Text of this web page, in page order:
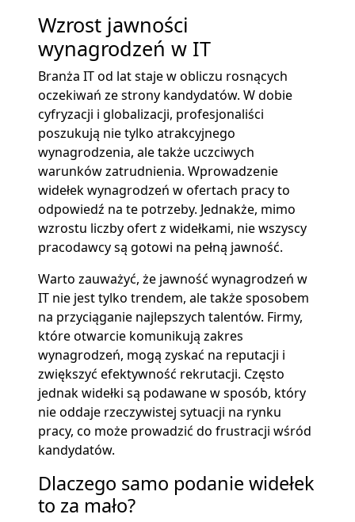
Wzrost jawności
wynagrodzeń w IT
Branża IT od lat staje w obliczu rosnących
oczekiwań ze strony kandydatów. W dobie
cyfryzacji i globalizacji, profesjonaliści
poszukują nie tylko atrakcyjnego
wynagrodzenia, ale także uczciwych
warunków zatrudnienia. Wprowadzenie
widełek wynagrodzeń w ofertach pracy to
odpowiedź na te potrzeby. Jednakże, mimo
wzrostu liczby ofert z widełkami, nie wszyscy
pracodawcy są gotowi na pełną jawność.
Warto zauważyć, że jawność wynagrodzeń w
IT nie jest tylko trendem, ale także sposobem
na przyciąganie najlepszych talentów. Firmy,
które otwarcie komunikują zakres
wynagrodzeń, mogą zyskać na reputacji i
zwiększyć efektywność rekrutacji. Często
jednak widełki są podawane w sposób, który
nie oddaje rzeczywistej sytuacji na rynku
pracy, co może prowadzić do frustracji wśród
kandydatów.
Dlaczego samo podanie widełek
to za mało?